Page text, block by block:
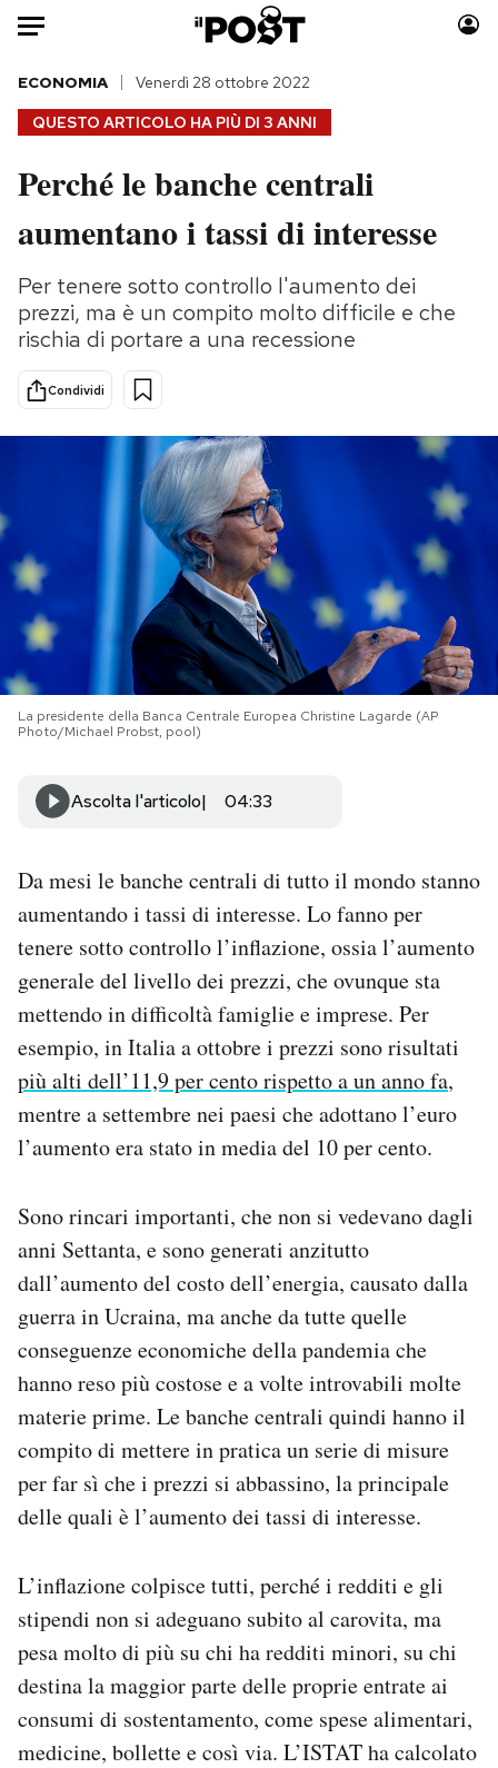
Auto
HOME
Italia
Politica
Tecnologia
Internet
Scienza
Cultura
Economia
Moda
Consumismi
Storie/Idee
Ok Boomer!
Media
Mondiali calcio 2026
PODCAST
NEWSLETTER
I MIEI PREFERITI
AREA PERSONALE
Area Personale
Newsletter
Notifiche mobile
Regala il Post
Hai bisogno di aiuto?
QUESTO ARTICOLO HA PIÙ DI 3 ANNI
ECONOMIA Venerdì 28 ottobre 2022
Perché le banche centrali
aumentano i tassi di interesse
Per tenere sotto controllo l'aumento dei
prezzi, ma è un compito molto difficile e che
rischia di portare a una recessione
Condividi
La presidente della Banca Centrale Europea Christine Lagarde (AP
Photo/Michael Probst, pool)
Ascolta l'articolo 04:33
Da mesi le banche centrali di tutto il mondo stanno
aumentando i tassi di interesse. Lo fanno per
tenere sotto controllo l’inflazione, ossia l’aumento
generale del livello dei prezzi, che ovunque sta
mettendo in difficoltà famiglie e imprese. Per
esempio, in Italia a ottobre i prezzi sono risultati
più alti dell’11,9 per cento rispetto a un anno fa,
mentre a settembre nei paesi che adottano l’euro
l’aumento era stato in media del 10 per cento.
Sono rincari importanti, che non si vedevano dagli
anni Settanta, e sono generati anzitutto
dall’aumento del costo dell’energia, causato dalla
guerra in Ucraina, ma anche da tutte quelle
conseguenze economiche della pandemia che
hanno reso più costose e a volte introvabili molte
materie prime. Le banche centrali quindi hanno il
compito di mettere in pratica un serie di misure
per far sì che i prezzi si abbassino, la principale
delle quali è l’aumento dei tassi di interesse.
L’inflazione colpisce tutti, perché i redditi e gli
stipendi non si adeguano subito al carovita, ma
pesa molto di più su chi ha redditi minori, su chi
destina la maggior parte delle proprie entrate ai
consumi di sostentamento, come spese alimentari,
medicine, bollette e così via. L’ISTAT ha calcolato